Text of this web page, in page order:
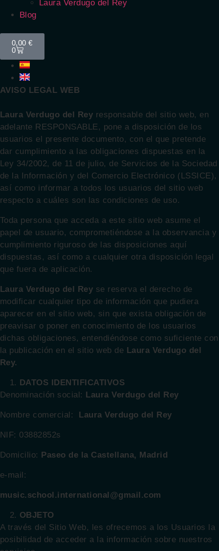
Laura Verdugo del Rey
Blog
0,00€
0
AVISO LEGAL WEB
Laura Verdugo del Rey responsable del sitio web, en
adelante RESPONSABLE, pone a disposición de los
usuarios el presente documento, con el que pretende
dar cumplimiento a las obligaciones dispuestas en la
Ley 34/2002, de 11 de julio, de Servicios de la Sociedad
de la Información y del Comercio Electrónico (LSSICE),
así como informar a todos los usuarios del sitio web
respecto a cuáles son las condiciones de uso.
Toda persona que acceda a este sitio web asume el
papel de usuario, comprometiéndose a la observancia y
cumplimiento riguroso de las disposiciones aquí
dispuestas, así como a cualquier otra disposición legal
que fuera de aplicación.
Laura Verdugo del Rey se reserva el derecho de
modificar cualquier tipo de información que pudiera
aparecer en el sitio web, sin que exista obligación de
preavisar o poner en conocimiento de los usuarios
dichas obligaciones, entendiéndose como suficiente con
la publicación en el sitio web de Laura Verdugo del
Rey.
DATOS IDENTIFICATIVOS
Denominación social: Laura Verdugo del Rey
Nombre comercial: Laura Verdugo del Rey
NIF: 03882852s
Domicilio: Paseo de la Castellana, Madrid
e-mail:
music.school.international@gmail.com
OBJETO
A través del Sitio Web, les ofrecemos a los Usuarios la
posibilidad de acceder a la información sobre nuestros